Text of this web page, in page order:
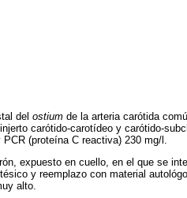
del ostium de la arteria carótida
carótido-carotídeo y carótido-
(proteína C reactiva) 230 mg/l.
expuesto en cuello, en el que se
y reemplazo con material
alto.